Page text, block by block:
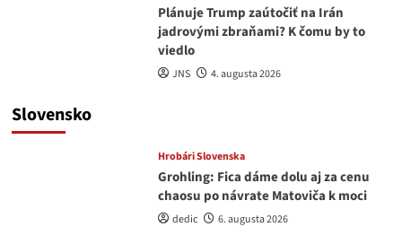
Plánuje Trump zaútočiť na Irán
jadrovými zbraňami? K čomu by to
viedlo
JNS 4. augusta 2026
Slovensko
Hrobári Slovenska
Grohling: Fica dáme dolu aj za cenu
chaosu po návrate Matoviča k moci
dedic 6. augusta 2026